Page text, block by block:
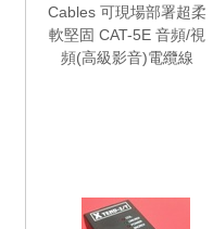
Cables 可現場部署超柔
軟堅固 CAT-5E 音頻/視
頻(高級影音)電纜線